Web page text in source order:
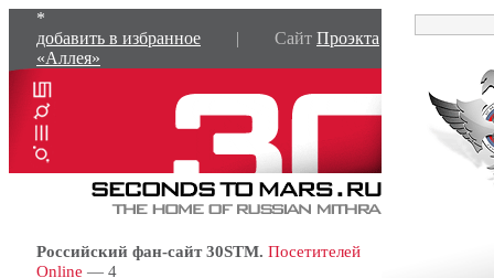
*
добавить в избранное
| Сайт Проэкта
«Аллея»
Российский фан-сайт 30STM. Посетителей
Online — 4